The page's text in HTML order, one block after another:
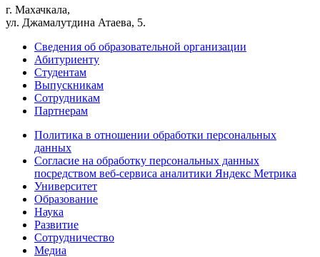
г. Махачкала,
ул. Джамалутдина Атаева, 5.
Сведения об образовательной организации
Абитуриенту
Студентам
Выпускникам
Сотрудникам
Партнерам
Политика в отношении обработки персональных
данных
Согласие на обработку персональных данных
посредством веб-сервиса аналитики Яндекс Метрика
Университет
Образование
Наука
Развитие
Сотрудничество
Медиа